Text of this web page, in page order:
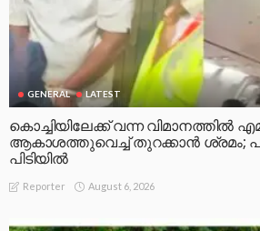
GENERAL LATEST
കൊച്ചിയിലേക്ക് വന്ന വിമാനത്തിൽ
ആകാശത്തുവെച്ച് തുറക്കാൻ ശ്രമം;
പിടിയിൽ
Reporter August 6, 2026